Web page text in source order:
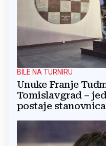
BILE NA TURNIRU
Unuke Franje
Tomislavgrad –
postaje